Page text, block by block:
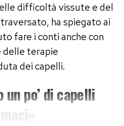
difficoltà vissute e del
ha spiegato ai
fare i conti anche con
terapie
dei capelli.
un po’ di capelli